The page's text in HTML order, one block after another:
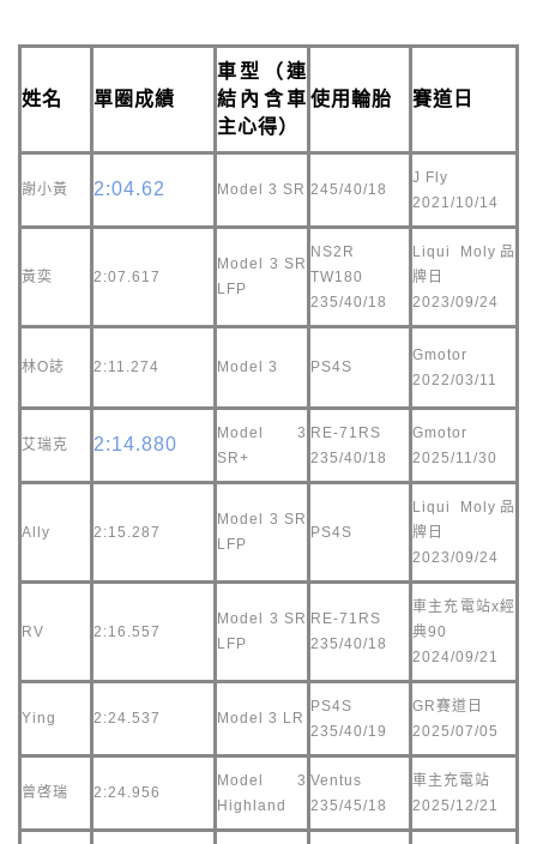
姓名 單圈成績
車型（連
結內含車
主心得）
使用輪胎 賽道日
謝小黃 2:04.62 Model 3 SR 245/40/18
J Fly
2021/10/14
黃奕 2:07.617
Model 3 SR
LFP
NS2R
TW180
235/40/18
Liqui Moly品
牌日
2023/09/24
林O誌 2:11.274 Model 3 PS4S
Gmotor
2022/03/11
艾瑞克 2:14.880
Model 3
SR+
RE-71RS
235/40/18
Gmotor
2025/11/30
Ally 2:15.287
Model 3 SR
LFP
PS4S
Liqui Moly品
牌日
2023/09/24
RV 2:16.557
Model 3 SR
LFP
RE-71RS
235/40/18
車主充電站x經
典90
2024/09/21
Ying 2:24.537 Model 3 LR
PS4S
235/40/19
GR賽道日
2025/07/05
曾啓瑞 2:24.956
Model 3
Highland
Ventus
235/45/18
車主充電站
2025/12/21